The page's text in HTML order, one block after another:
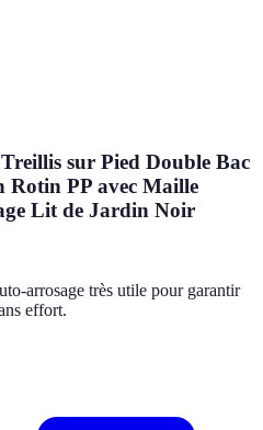
sur Pied Double Bac
Rotin PP avec Maille
Lit de Jardin Noir
arrosage très utile pour garantir
effort.